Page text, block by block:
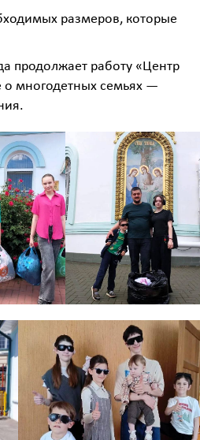
размеров, которые
продолжает работу «Центр
многодетных семьях —